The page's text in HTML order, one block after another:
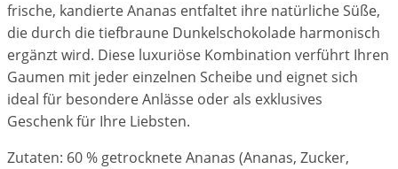
frische, kandierte Ananas entfaltet ihre natürliche Süße,
die durch die tiefbraune Dunkelschokolade harmonisch
ergänzt wird. Diese luxuriöse Kombination verführt Ihren
Gaumen mit jeder einzelnen Scheibe und eignet sich
ideal für besondere Anlässe oder als exklusives
Geschenk für Ihre Liebsten.
Zutaten: 60 % getrocknete Ananas (Ananas, Zucker,